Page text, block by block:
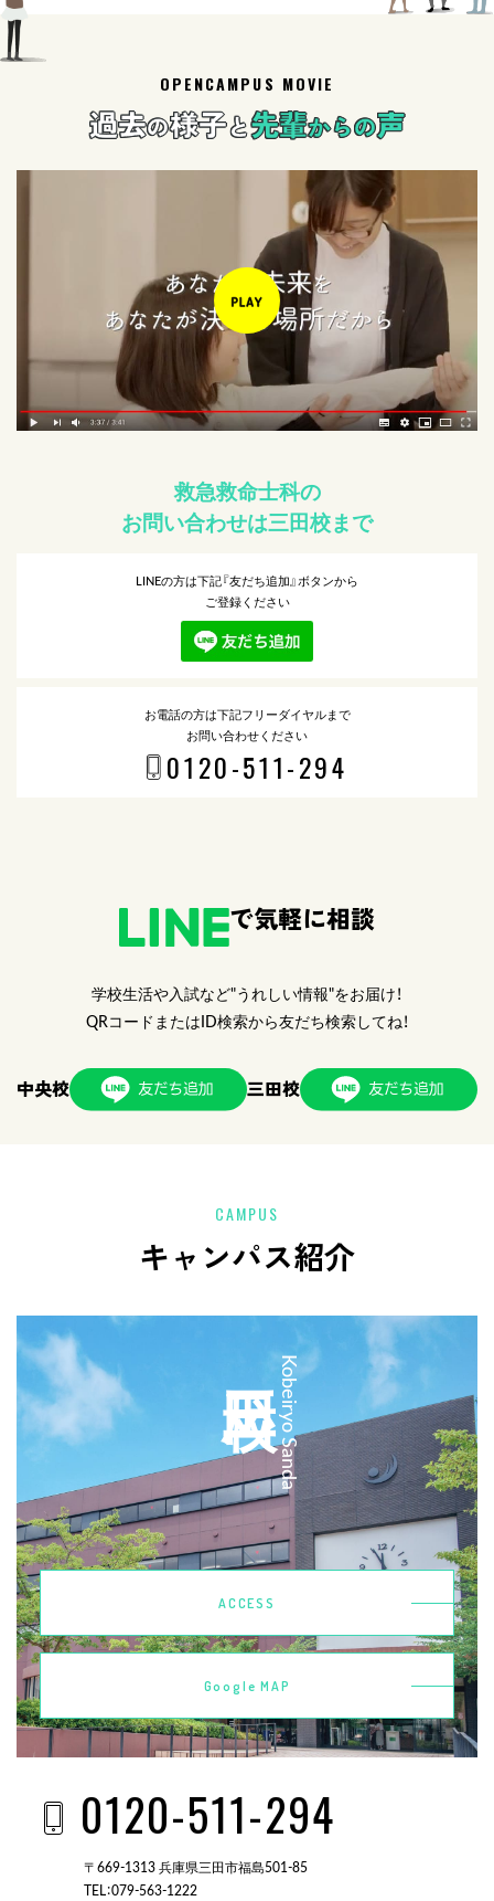
OPENCAMPUS MOVIE
過去の様子と先輩からの声
救急救命士科の
お問い合わせは三田校まで
LINEの方は下記『友だち追加』ボタンから
ご登録ください
お電話の方は下記フリーダイヤルまで
お問い合わせください
0120-511-294
で気軽に相談
学校生活や入試など"うれしい情報"をお届け！
QRコードまたはID検索から友だち検索してね！
中央校 三田校
CAMPUS
キャンパス紹介
Kobeiryo Sanda
ACCESS
Google MAP
0120-511-294
〒669-1313 兵庫県三田市福島501-85
TEL：079-563-1222